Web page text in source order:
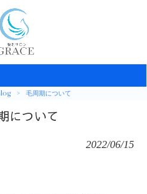
> 毛周期について
について
2022/06/15